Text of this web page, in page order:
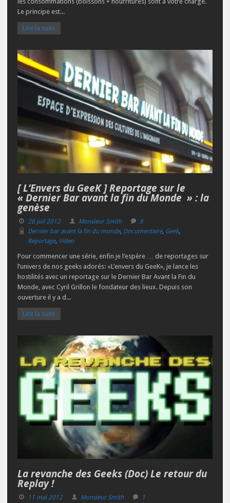
Le principe est...
Lire la suite
[ L’Envers du GeeK ] Reportage sur le
« Dernier Bar avant la fin du Monde » : la
genèse
28 juil 2012 Monsieur Smith
8
Dernier bar avant la fin du monde, Documentaire, Geek,
Reportage, Video
Pour commencer une série, enfin je l’espère … de reportages sur
l’univers de nos geeks adorés: «L’envers du GeeK», je lance les
hostilités avec un reportage sur le Dernier Bar Avant la Fin du
Monde, avec Cyril Grillon le fondateur des lieux. Depuis son
ouverture il y a d...
Lire la suite
La revanche des Geeks (Doc) Le retour du
Replay !
11 mai 2012 Monsieur Smith
1